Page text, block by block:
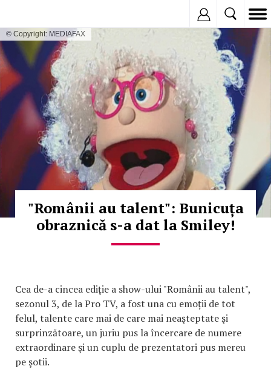
© Copyright: MEDIAFAX
"Românii au talent": Bunicuța
obraznică s-a dat la Smiley!
Cea de-a cincea ediţie a show-ului "Românii au talent",
sezonul 3, de la Pro TV, a fost una cu emoții de tot
felul, talente care mai de care mai neaşteptate şi
surprinzătoare, un juriu pus la încercare de numere
extraordinare şi un cuplu de prezentatori pus mereu
pe şotii.